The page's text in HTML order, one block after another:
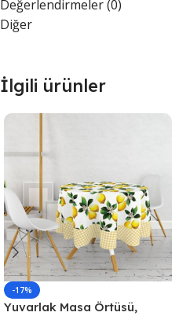
Değerlendirmeler (0)
Diğer
İlgili ürünler
-17%
Yuvarlak Masa Örtüsü,